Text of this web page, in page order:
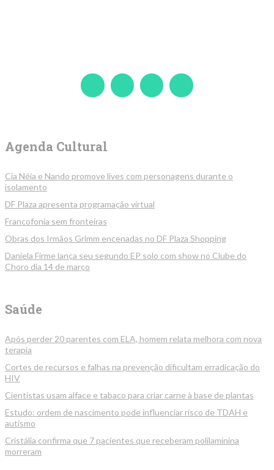
Agenda Cultural
Cia Néia e Nando promove lives com personagens durante o
isolamento
DF Plaza apresenta programação virtual
Francofonia sem fronteiras
Obras dos Irmãos Grimm encenadas no DF Plaza Shopping
Daniela Firme lança seu segundo EP solo com show no Clube do
Choro dia 14 de março
Saúde
Após perder 20 parentes com ELA, homem relata melhora com nova
terapia
Cortes de recursos e falhas na prevenção dificultam erradicação do
HIV
Cientistas usam alface e tabaco para criar carne à base de plantas
Estudo: ordem de nascimento pode influenciar risco de TDAH e
autismo
Cristália confirma que 7 pacientes que receberam polilaminina
morreram